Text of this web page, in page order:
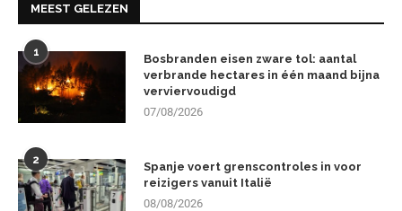
MEEST GELEZEN
1
Bosbranden eisen zware tol: aantal
verbrande hectares in één maand bijna
verviervoudigd
07/08/2026
2
Spanje voert grenscontroles in voor
reizigers vanuit Italië
08/08/2026